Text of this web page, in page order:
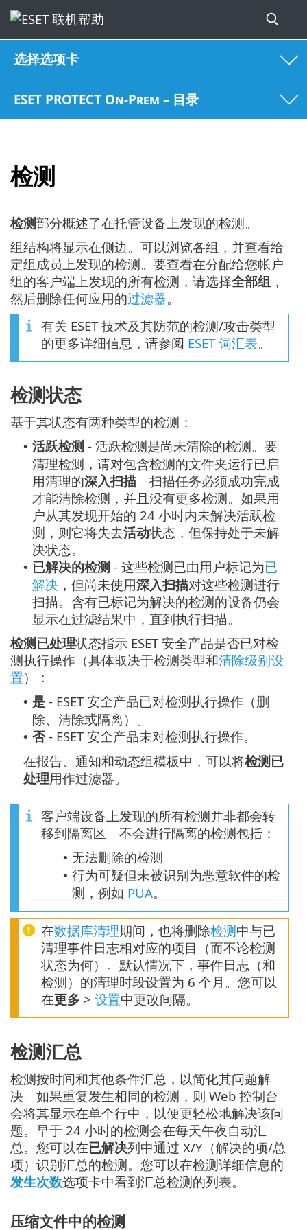
选择选项卡
ESET PROTECT On-Prem – 目录
检测
检测部分概述了在托管设备上发现的检测。
组结构将显示在侧边。可以浏览各组，并查看给
定组成员上发现的检测。要查看在分配给您帐户
组的客户端上发现的所有检测，请选择全部组 ，
然后删除任何应用的过滤器。
有关 ESET 技术及其防范的检测/攻击类型
的更多详细信息，请参阅 ESET 词汇表。
检测状态
基于其状态有两种类型的检测：
• 活跃检测 - 活跃检测是尚未清除的检测。要
清理检测，请对包含检测的文件夹运行已启
用清理的深入扫描。扫描任务必须成功完成
才能清除检测，并且没有更多检测。如果用
户从其发现开始的 24 小时内未解决活跃检
测，则它将失去活动状态，但保持处于未解
决状态。
• 已解决的检测 - 这些检测已由用户标记为已
解决 ，但尚未使用深入扫描对这些检测进行
扫描。含有已标记为解决的检测的设备仍会
显示在过滤结果中，直到执行扫描。
检测已处理状态指示 ESET 安全产品是否已对检
测执行操作（具体取决于检测类型和清除级别设
置）：
• 是 - ESET 安全产品已对检测执行操作（删
除、清除或隔离）。
• 否- ESET 安全产品未对检测执行操作。
在报告、通知和动态组模板中，可以将检测已
处理用作过滤器。
客户端设备上发现的所有检测并非都会转
移到隔离区。不会进行隔离的检测包括：
• 无法删除的检测
• 行为可疑但未被识别为恶意软件的检
测，例如 PUA。
在数据库清理期间，也将删除检测中与已
清理事件日志相对应的项目（而不论检测
状态为何）。默认情况下，事件日志（和
检测）的清理时段设置为 6 个月。您可以
在更多 > 设置中更改间隔。
检测汇总
检测按时间和其他条件汇总，以简化其问题解
决。如果重复发生相同的检测，则 Web 控制台
会将其显示在单个行中，以便更轻松地解决该问
题。早于 24 小时的检测会在每天午夜自动汇
总。您可以在已解决列中通过 X/Y（解决的项/总
项）识别汇总的检测。您可以在检测详细信息的
发生次数选项卡中看到汇总检测的列表。
压缩文件中的检测